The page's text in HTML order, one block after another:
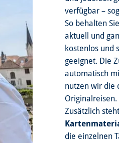
verfügbar –
So behalten
aktuell und
kostenlos und
geeignet. Die
automatisch
nutzen wir die
Originalreisen.
Zusätzlich
die einzelnen